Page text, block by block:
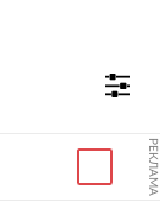
РЕКЛАМА